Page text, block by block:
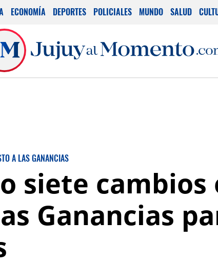
ECONOMÍA DEPORTES POLICIALES MUNDO SALUD
A LAS GANANCIAS
siete cambios
Ganancias